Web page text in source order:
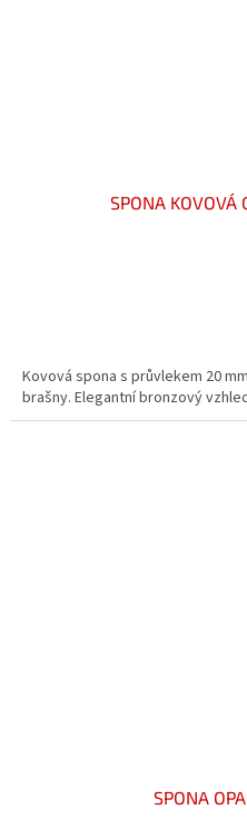
SPONA KOVOVÁ
Kovová spona s průvlekem 20
brašny. Elegantní bronzový
SPONA